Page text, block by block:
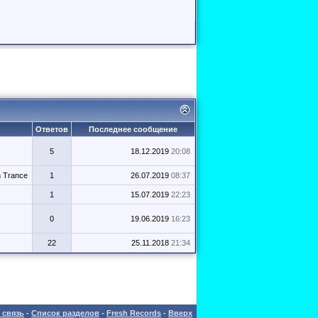
Ответов Последнее сообщение
5 18.12.2019 20:08
Trance 1 26.07.2019 08:37
1 15.07.2019 22:23
0 19.06.2019 16:23
22 25.11.2018 21:34
- Список разделов - Fresh Records - Вверх